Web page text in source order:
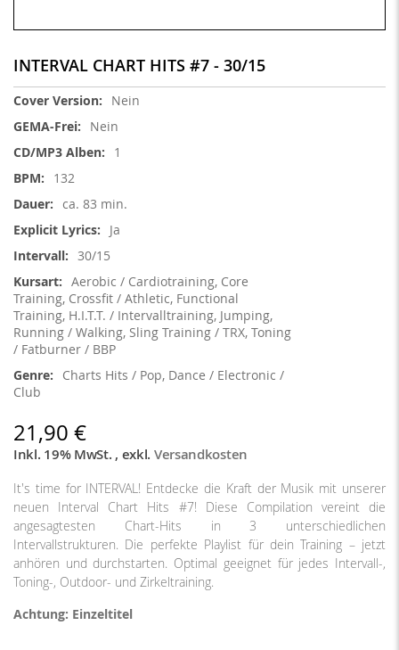
INTERVAL CHART HITS #7 - 30/15
Weitere
Nein
Nein
1
132
ca. 83 min.
Ja
30/15
Aerobic / Cardiotraining, Core
Training, Crossfit / Athletic, Functional
Training, H.I.T.T. / Intervalltraining, Jumping,
Running / Walking, Sling Training / TRX, Toning
/ Fatburner / BBP
Charts Hits / Pop, Dance / Electronic /
Club
21,90 €
Inkl. 19% MwSt. , exkl. Versandkosten
It's time for INTERVAL! Entdecke die Kraft der Musik mit unserer
neuen Interval Chart Hits #7! Diese Compilation vereint die
angesagtesten Chart-Hits in 3 unterschiedlichen
Intervallstrukturen. Die perfekte Playlist für dein Training – jetzt
anhören und durchstarten. Optimal geeignet für jedes Intervall-,
Toning-, Outdoor- und Zirkeltraining.
Achtung: Einzeltitel